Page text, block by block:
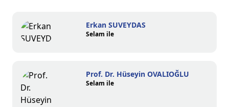
Erkan SUVEYDAS
Selam ile
Prof. Dr. Hüseyin OVALIOĞLU
Selam ile